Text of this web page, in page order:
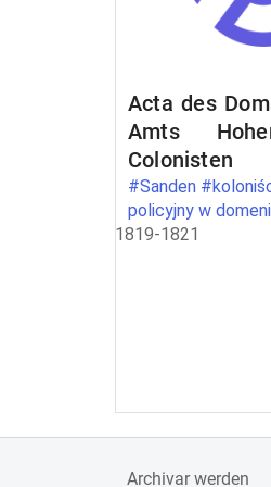
Acta des
Amts
Colonisten
policyjnego
#Sanden
policyjny w
1819-1821
Archivar werden